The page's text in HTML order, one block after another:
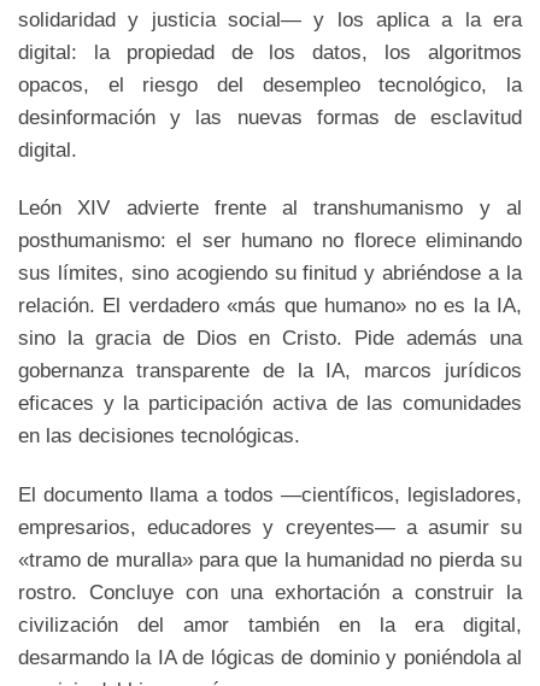
solidaridad y justicia social— y los aplica a la era
digital: la propiedad de los datos, los algoritmos
opacos, el riesgo del desempleo tecnológico, la
desinformación y las nuevas formas de esclavitud
digital.
León XIV advierte frente al transhumanismo y al
posthumanismo: el ser humano no florece eliminando
sus límites, sino acogiendo su finitud y abriéndose a la
relación. El verdadero «más que humano» no es la IA,
sino la gracia de Dios en Cristo. Pide además una
gobernanza transparente de la IA, marcos jurídicos
eficaces y la participación activa de las comunidades
en las decisiones tecnológicas.
El documento llama a todos —científicos, legisladores,
empresarios, educadores y creyentes— a asumir su
«tramo de muralla» para que la humanidad no pierda su
rostro. Concluye con una exhortación a construir la
civilización del amor también en la era digital,
desarmando la IA de lógicas de dominio y poniéndola al